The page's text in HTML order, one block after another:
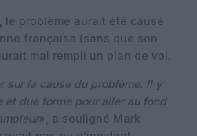
, le problème aurait été causé
française (sans que son
mal rempli un plan de vol.
sur la cause du problème. Il y
et due forme pour aller au fond
», a souligné Mark